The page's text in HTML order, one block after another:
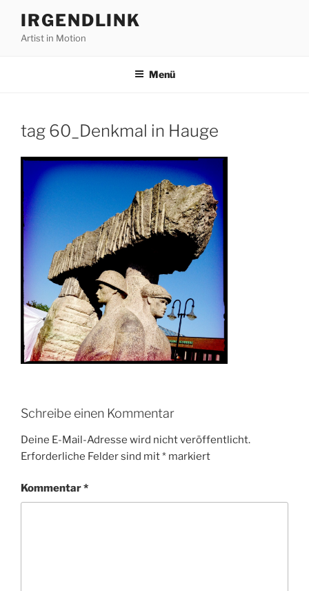
Inhalt
springen
IRGENDLINK
Artist in Motion
Menü
tag 60_Denkmal in Hauge
Schreibe einen Kommentar
Deine E-Mail-Adresse wird nicht veröffentlicht.
Erforderliche Felder sind mit* markiert
Kommentar*